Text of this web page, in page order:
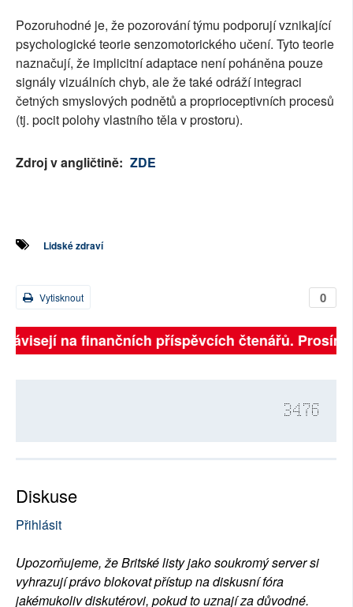
Pozoruhodné je, že pozorování týmu podporují vznikající
psychologické teorie senzomotorického učení. Tyto teorie
naznačují, že implicitní adaptace není poháněna pouze
signály vizuálních chyb, ale že také odráží integraci
četných smyslových podnětů a proprioceptivních procesů
(tj. pocit polohy vlastního těla v prostoru).
Zdroj v angličtině: ZDE
Lidské zdraví
0
Vytisknout
na finančních příspěvcích čtenářů.
3476
Diskuse
Přihlásit
Upozorňujeme, že Britské listy jako soukromý server si
vyhrazují právo blokovat přístup na diskusní fóra
jakémukoliv diskutérovi, pokud to uznají za důvodné.